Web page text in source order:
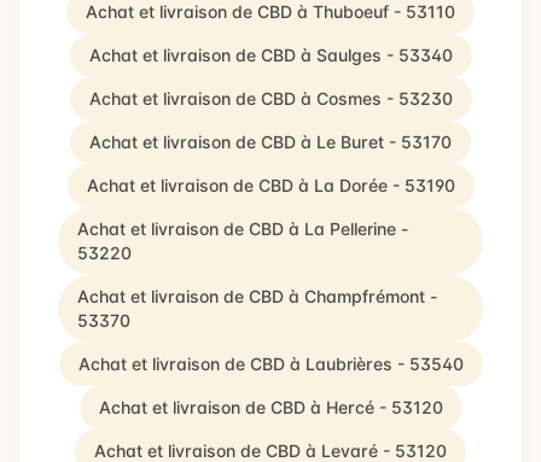
Achat et livraison de CBD à Thuboeuf - 53110
Achat et livraison de CBD à Saulges - 53340
Achat et livraison de CBD à Cosmes - 53230
Achat et livraison de CBD à Le Buret - 53170
Achat et livraison de CBD à La Dorée - 53190
Achat et livraison de CBD à La Pellerine -
53220
Achat et livraison de CBD à Champfrémont -
53370
Achat et livraison de CBD à Laubrières - 53540
Achat et livraison de CBD à Hercé - 53120
Achat et livraison de CBD à Levaré - 53120